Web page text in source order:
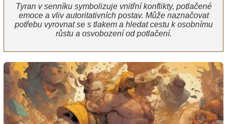
Tyran v senníku symbolizuje vnitřní konflikty, potlačené
emoce a vliv autoritativních postav. Může naznačovat
potřebu vyrovnat se s tlakem a hledat cestu k osobnímu
růstu a osvobození od potlačení.